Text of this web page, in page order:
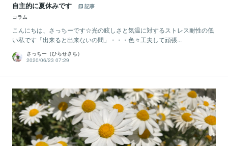
自主的に夏休みです
記事
コラム
こんにちは、さっちーです☆光の眩しさと気温に対するストレス耐性の低
い私です「出来ると出来ないの間」・・・色々工夫して頑張...
さっちー（ひらせさち）
2020/06/23 07:29